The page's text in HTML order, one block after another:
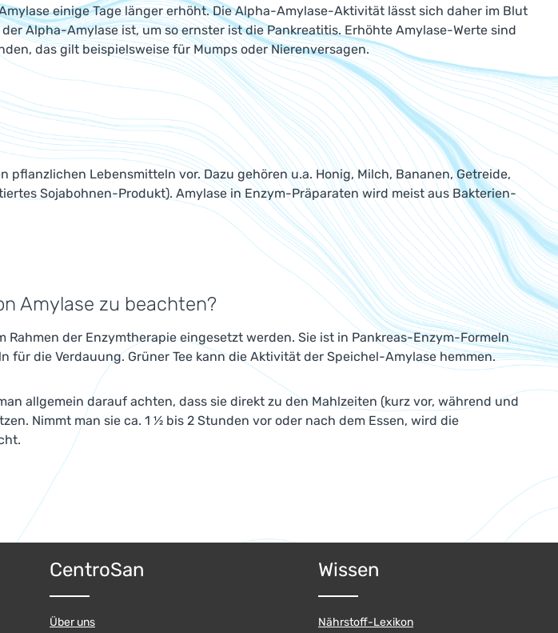
einige Tage länger erhöht. Die Alpha-Amylase-Aktivität lässt sich daher im Blut
Alpha-Amylase ist, um so ernster ist die Pankreatitis. Erhöhte Amylase-Werte sind
das gilt beispielsweise für Mumps oder Nierenversagen.
pflanzlichen Lebensmitteln vor. Dazu gehören u.a. Honig, Milch, Bananen, Getreide,
Sojabohnen-Produkt). Amylase in Enzym-Präparaten wird meist aus Bakterien-
Amylase zu beachten?
Rahmen der Enzymtherapie eingesetzt werden. Sie ist in Pankreas-Enzym-Formeln
für die Verdauung. Grüner Tee kann die Aktivität der Speichel-Amylase hemmen.
allgemein darauf achten, dass sie direkt zu den Mahlzeiten (kurz vor, während und
Nimmt man sie ca. 1 ½ bis 2 Stunden vor oder nach dem Essen, wird die
CentroSan
Über uns
Wissen
Nährstoff-Lexikon